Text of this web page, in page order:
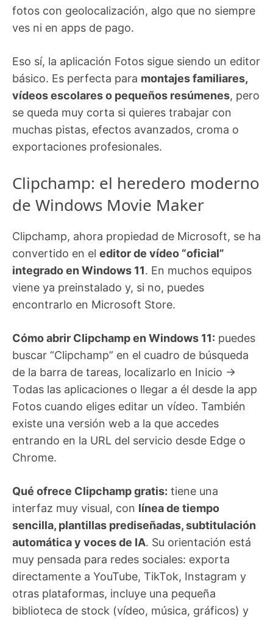
fotos con geolocalización, algo que no siempre
ves ni en apps de pago.
Eso sí, la aplicación Fotos sigue siendo un editor
básico. Es perfecta para montajes familiares,
vídeos escolares o pequeños resúmenes, pero
se queda muy corta si quieres trabajar con
muchas pistas, efectos avanzados, croma o
exportaciones profesionales.
Clipchamp: el heredero moderno
de Windows Movie Maker
Clipchamp, ahora propiedad de Microsoft, se ha
convertido en el editor de vídeo “oficial”
integrado en Windows 11. En muchos equipos
viene ya preinstalado y, si no, puedes
encontrarlo en Microsoft Store.
Cómo abrir Clipchamp en Windows 11: puedes
buscar “Clipchamp” en el cuadro de búsqueda
de la barra de tareas, localizarlo en Inicio →
Todas las aplicaciones o llegar a él desde la app
Fotos cuando eliges editar un vídeo. También
existe una versión web a la que accedes
entrando en la URL del servicio desde Edge o
Chrome.
Qué ofrece Clipchamp gratis: tiene una
interfaz muy visual, con línea de tiempo
sencilla, plantillas prediseñadas, subtitulación
automática y voces de IA. Su orientación está
muy pensada para redes sociales: exporta
directamente a YouTube, TikTok, Instagram y
otras plataformas, incluye una pequeña
biblioteca de stock (vídeo, música, gráficos) y